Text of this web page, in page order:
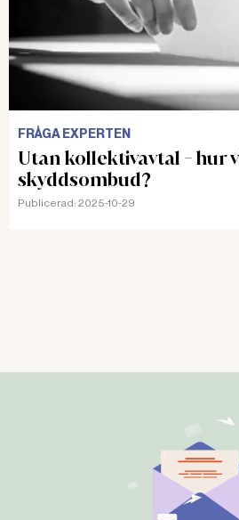
FRÅGA EXPERTEN
Utan kollektivavtal - hur
skyddsombud?
Publicerad: 2025-10-29